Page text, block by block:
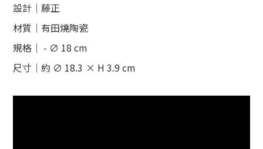
設計｜藤正
材質｜有田燒陶瓷
規格｜ - ∅ 18 cm
尺寸｜約 ∅ 18.3 × H 3.9 cm